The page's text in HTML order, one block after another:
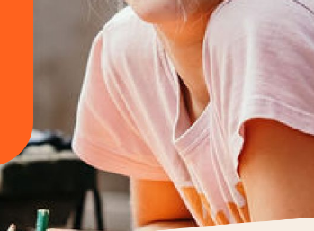
Contact